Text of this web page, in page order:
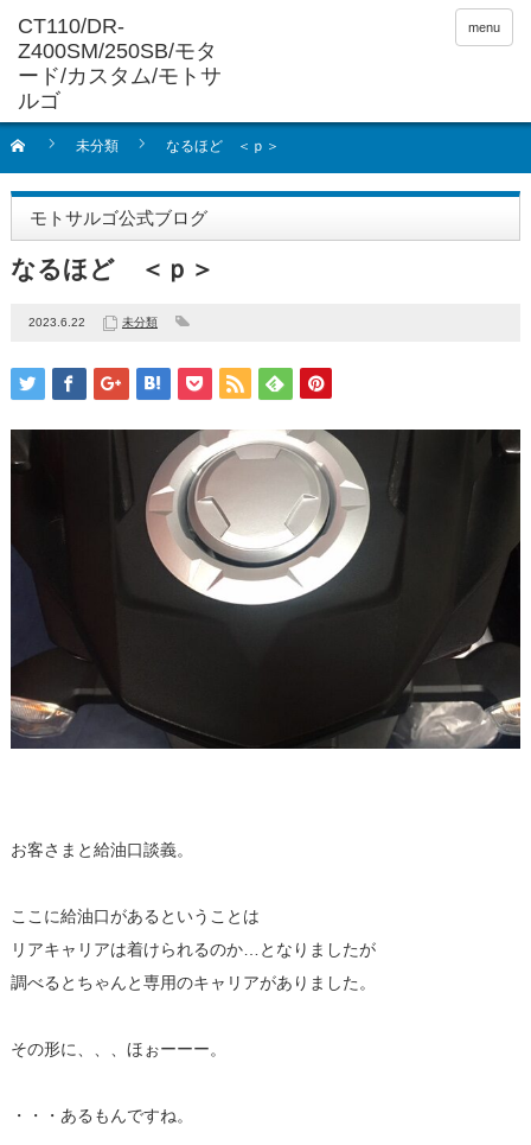
menu
未分類 なるほど ＜ｐ＞
モトサルゴ公式ブログ
なるほど ＜ｐ＞
2023.6.22 未分類
お客さまと給油口談義。
ここに給油口があるということは
リアキャリアは着けられるのか…となりましたが
調べるとちゃんと専用のキャリアがありました。
その形に、、、ほぉーーー。
・・・あるもんですね。